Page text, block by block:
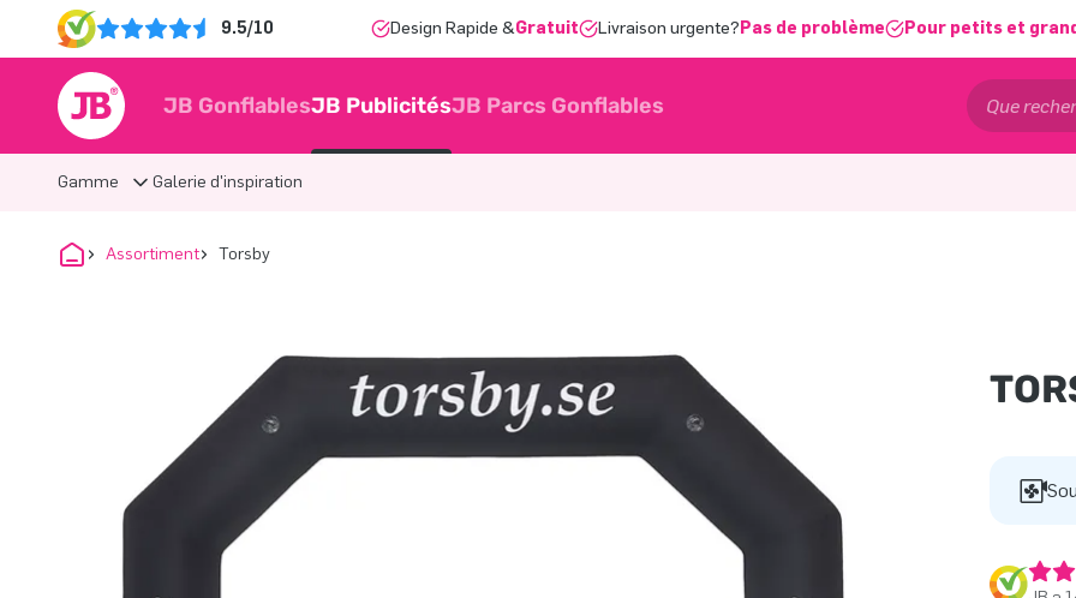
9.5/10 Design Rapide &Gratuit Livraison urgente? Pas de problème Pour petits et
JB GonflablesJB PublicitésJB Parcs Gonflables
Gamme Galerie d'inspiration
Assortiment Torsby